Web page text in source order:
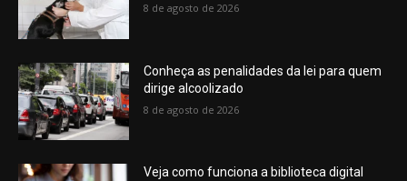
8 de agosto de 2026
Conheça as penalidades da lei para quem
dirige alcoolizado
8 de agosto de 2026
Veja como funciona a biblioteca digital